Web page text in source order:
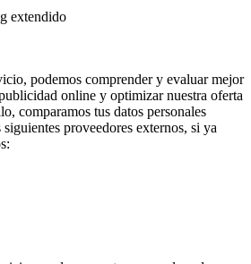
extendido
podemos comprender y evaluar mejor
online y optimizar nuestra oferta
comparamos tus datos personales
proveedores externos, si ya